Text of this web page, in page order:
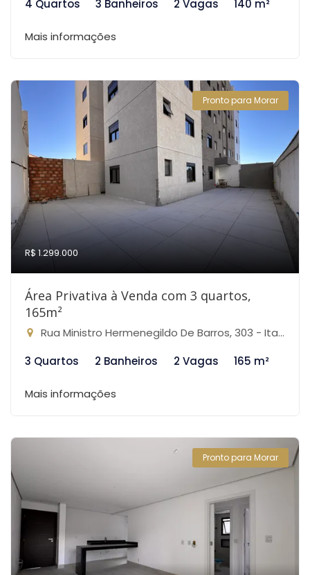
4 Quartos 3 Banheiros 2 Vagas 140 m²
Mais informações
Pronto para Morar
R$ 1.299.000
Área Privativa à Venda com 3 quartos,
165m²
Rua Ministro Hermenegildo De Barros, 303 - Itapoã, Belo Horizonte-MG
3 Quartos
2 Banheiros 2 Vagas 165 m²
Mais informações
Pronto para Morar